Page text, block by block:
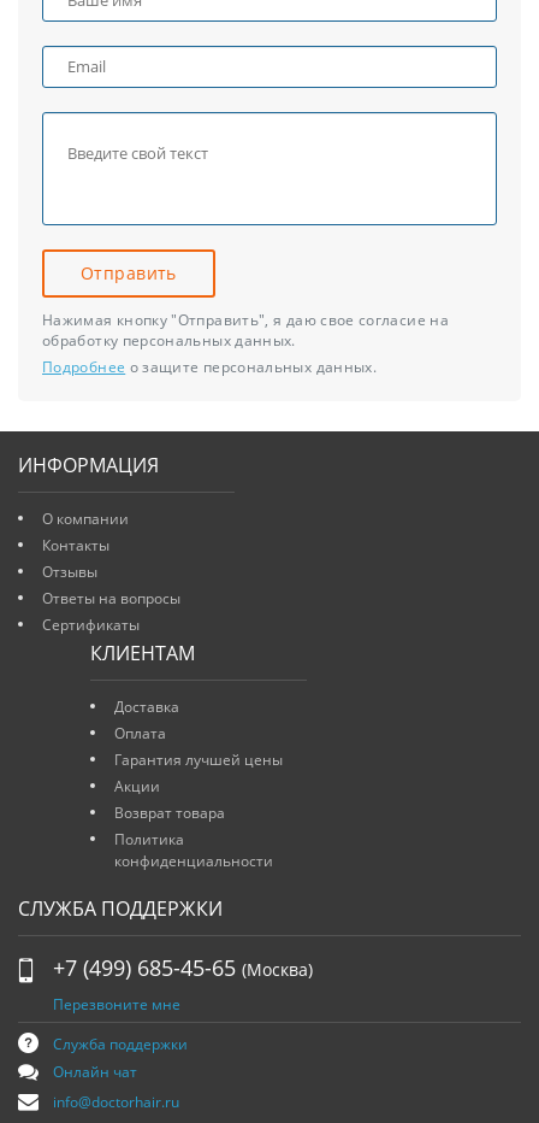
Отправить
Нажимая кнопку "Отправить", я даю свое согласие на
обработку персональных данных.
Подробнее о защите персональных данных.
ИНФОРМАЦИЯ
О компании
Контакты
Отзывы
Ответы на вопросы
Сертификаты
КЛИЕНТАМ
Доставка
Оплата
Гарантия лучшей цены
Акции
Возврат товара
Политика
конфиденциальности
СЛУЖБА ПОДДЕРЖКИ
+7 (499) 685-45-65 (Москва)
Перезвоните мне
Служба поддержки
Онлайн чат
info@doctorhair.ru